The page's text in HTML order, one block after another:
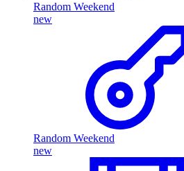
Random Weekend
new
Random Weekend
new